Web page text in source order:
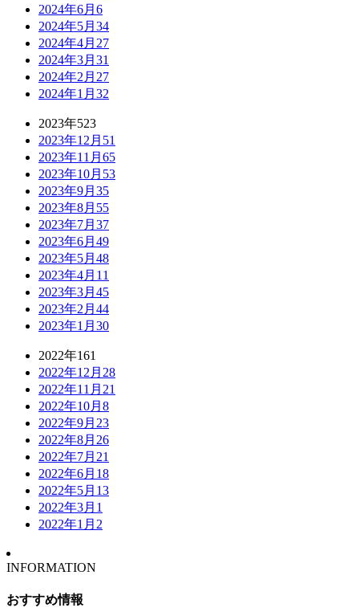
2024年6月 6
2024年5月 34
2024年4月 27
2024年3月 31
2024年2月 27
2024年1月 32
2023年523
2023年12月 51
2023年11月 65
2023年10月 53
2023年9月 35
2023年8月 55
2023年7月 37
2023年6月 49
2023年5月 48
2023年4月 11
2023年3月 45
2023年2月 44
2023年1月 30
2022年161
2022年12月 28
2022年11月 21
2022年10月 8
2022年9月 23
2022年8月 26
2022年7月 21
2022年6月 18
2022年5月 13
2022年3月 1
2022年1月 2
INFORMATION
おすすめ情報